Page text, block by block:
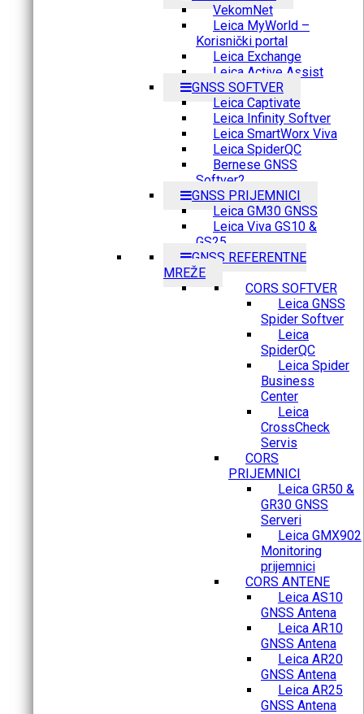
VekomNet
Leica MyWorld –
Korisnički portal
Leica Exchange
Leica Active Assist
GNSS SOFTVER
Leica Captivate
Leica Infinity Softver
Leica SmartWorx Viva
Leica SpiderQC
Bernese GNSS
Softver2
GNSS PRIJEMNICI
Leica GM30 GNSS
Leica Viva GS10 &
GS25
GNSS REFERENTNE
MREŽE
CORS SOFTVER
Leica GNSS
Spider Softver
Leica
SpiderQC
Leica Spider
Business
Center
Leica
CrossCheck
Servis
CORS
PRIJEMNICI
Leica GR50 &
GR30 GNSS
Serveri
Leica GMX902
Monitoring
prijemnici
CORS ANTENE
Leica AS10
GNSS Antena
Leica AR10
GNSS Antena
Leica AR20
GNSS Antena
Leica AR25
GNSS Antena